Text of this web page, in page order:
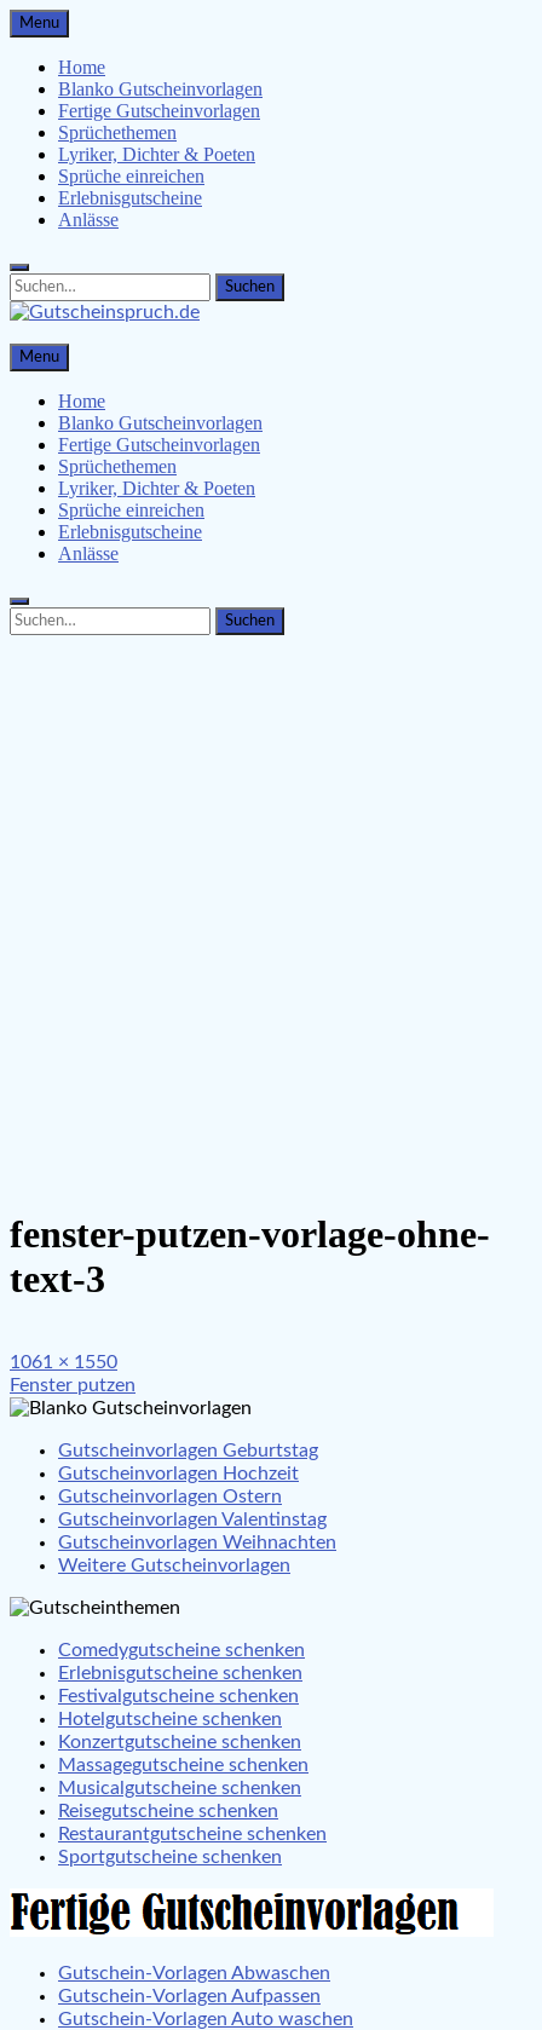
Skip
to
content
Menu
Home
Blanko Gutscheinvorlagen
Fertige Gutscheinvorlagen
Sprüchethemen
Lyriker, Dichter & Poeten
Sprüche einreichen
Erlebnisgutscheine
Anlässe
Search
for:
Search
Gutscheinspruch.de
Gutscheinsprüche & Gutscheinvorlagen finden
Menu
Home
Blanko Gutscheinvorlagen
Fertige Gutscheinvorlagen
Sprüchethemen
Lyriker, Dichter & Poeten
Sprüche einreichen
Erlebnisgutscheine
Anlässe
Search
for:
Search
fenster-putzen-vorlage-ohne-
text-3
Full
size
1061 × 1550
Beitragsnavigation
Fenster putzen
Gutscheinvorlagen Geburtstag
Gutscheinvorlagen Hochzeit
Gutscheinvorlagen Ostern
Gutscheinvorlagen Valentinstag
Gutscheinvorlagen Weihnachten
Weitere Gutscheinvorlagen
Comedygutscheine schenken
Erlebnisgutscheine schenken
Festivalgutscheine schenken
Hotelgutscheine schenken
Konzertgutscheine schenken
Massagegutscheine schenken
Musicalgutscheine schenken
Reisegutscheine schenken
Restaurantgutscheine schenken
Sportgutscheine schenken
Gutschein-Vorlagen Abwaschen
Gutschein-Vorlagen Aufpassen
Gutschein-Vorlagen Auto waschen